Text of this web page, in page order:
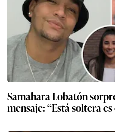
Samahara Lobatón
mensaje: “Está soltera